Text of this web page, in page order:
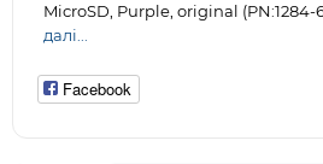
MicroSD, Purple, original (PN:1284-
далі...
Facebook